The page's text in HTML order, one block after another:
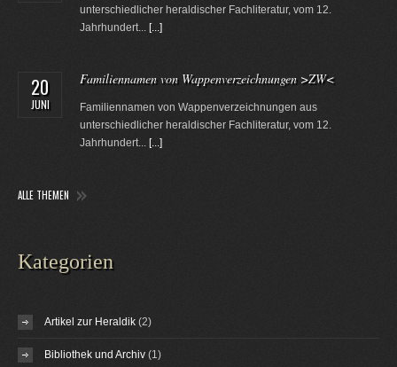
unterschiedlicher heraldischer Fachliteratur, vom 12.
Jahrhundert... [...]
20
JUNI
Familiennamen von Wappenverzeichnungen >ZW<
Familiennamen von Wappenverzeichnungen aus
unterschiedlicher heraldischer Fachliteratur, vom 12.
Jahrhundert... [...]
ALLE THEMEN
Kategorien
Artikel zur Heraldik (2)
Bibliothek und Archiv (1)